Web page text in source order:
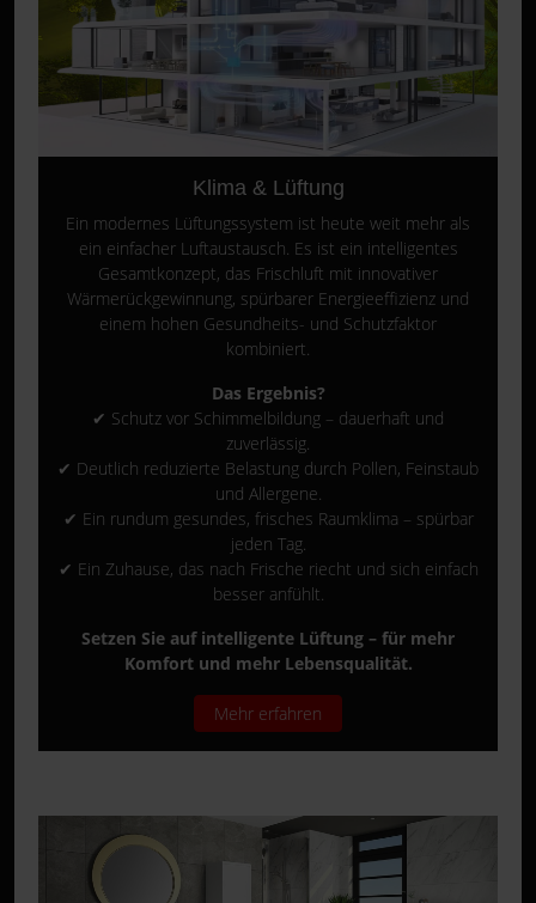
Klima & Lüftung
Ein modernes Lüftungssystem ist heute weit mehr als
ein einfacher Luftaustausch. Es ist ein intelligentes
Gesamtkonzept, das Frischluft mit innovativer
Wärmerückgewinnung, spürbarer Energieeffizienz und
einem hohen Gesundheits- und Schutzfaktor
kombiniert.
Das Ergebnis?
✔ Schutz vor Schimmelbildung – dauerhaft und
zuverlässig.
✔ Deutlich reduzierte Belastung durch Pollen, Feinstaub
und Allergene.
✔ Ein rundum gesundes, frisches Raumklima – spürbar
jeden Tag.
✔ Ein Zuhause, das nach Frische riecht und sich einfach
besser anfühlt.
Setzen Sie auf intelligente Lüftung – für mehr
Komfort und mehr Lebensqualität.
Mehr erfahren